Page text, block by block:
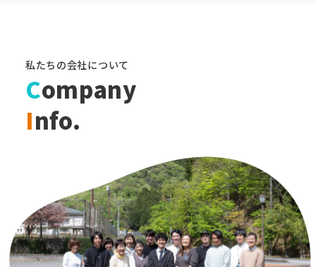
私たちの会社について
Company
Info.